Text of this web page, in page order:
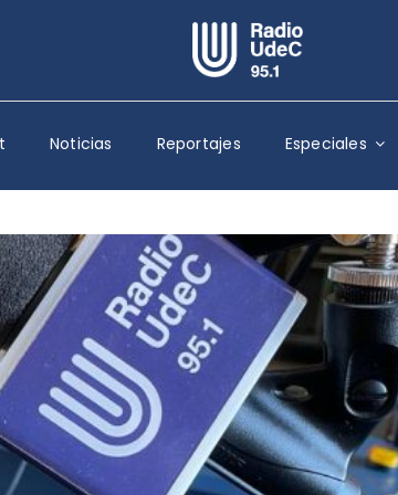
Escuchar Radio UdeC en vivo
Quiénes Somos
Programación
Podcast
Noticias
Reportajes
Columnas
Música Clásica
Especiales
Noticias Reportajes Especiales